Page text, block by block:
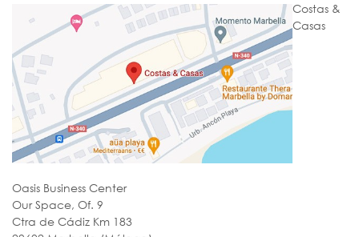
Costas &
Casas
Oasis Business Center
Our Space, Of. 9
Ctra de Cádiz Km 183